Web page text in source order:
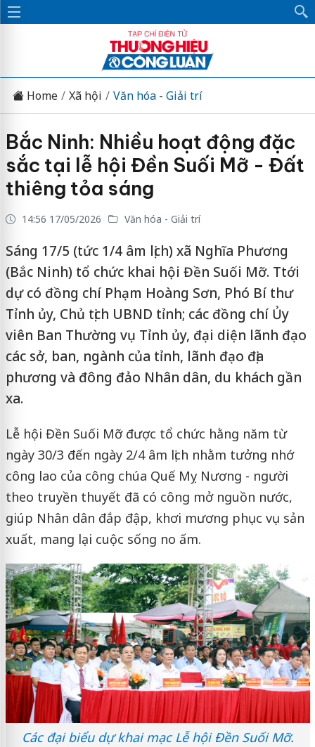
Home Xã hội Văn hóa - Giải trí
Bắc Ninh: Nhiều hoạt động đặc
sắc tại lễ hội Đền Suối Mỡ - Đất
thiêng tỏa sáng
14:56 17/05/2026 Văn hóa - Giải trí
Sáng 17/5 (tức 1/4 âm lịch) xã Nghĩa Phương
(Bắc Ninh) tổ chức khai hội Đền Suối Mỡ. Ttới
dự có đồng chí Phạm Hoàng Sơn, Phó Bí thư
Tỉnh ủy, Chủ tịch UBND tỉnh; các đồng chí Ủy
viên Ban Thường vụ Tỉnh ủy, đại diện lãnh đạo
các sở, ban, ngành của tỉnh, lãnh đạo địa
phương và đông đảo Nhân dân, du khách gần
xa.
Lễ hội Đền Suối Mỡ được tổ chức hằng năm từ
ngày 30/3 đến ngày 2/4 âm lịch nhằm tưởng nhớ
công lao của công chúa Quế Mỵ Nương - người
theo truyền thuyết đã có công mở nguồn nước,
giúp Nhân dân đắp đập, khơi mương phục vụ sản
xuất, mang lại cuộc sống no ấm.
Các đại biểu dự khai mạc Lễ hội Đền Suối Mỡ.